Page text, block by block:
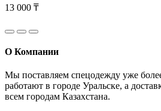
13 000 ₸
О Компании
Мы поставляем спецодежду уже
работают в городе Уральске, а
всем городам Казахстана.